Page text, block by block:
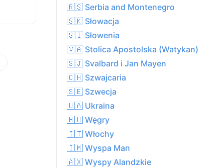
🇷🇸 Serbia and Montenegro
🇸🇰 Słowacja
🇸🇮 Słowenia
🇻🇦 Stolica Apostolska (Watykan)
🇸🇯 Svalbard i Jan Mayen
🇨🇭 Szwajcaria
🇸🇪 Szwecja
🇺🇦 Ukraina
🇭🇺 Węgry
🇮🇹 Włochy
🇮🇲 Wyspa Man
🇦🇽 Wyspy Alandzkie